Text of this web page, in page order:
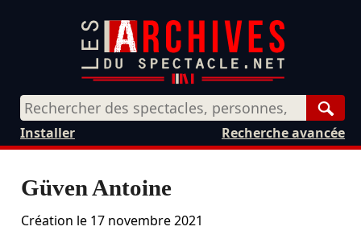
Recherche avancée
Installer
Güven Antoine
Création le 17 novembre 2021